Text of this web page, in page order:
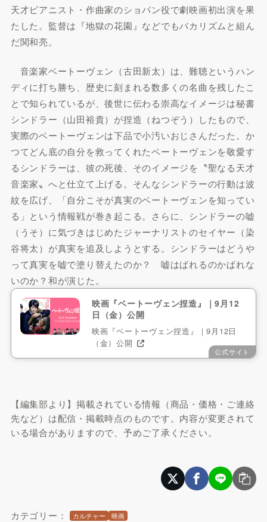
天才ピアニスト・作曲家のショパン役で劇映画初出演を果
たした。監督は『地獄の花園』などでもバカリズムと組ん
だ関和亮。
音楽家ベートーヴェン（古田新太）は、難聴というハン
ディに打ち勝ち、歴史に刻まれる数多くの名曲を残したこ
とで知られているが、後世に伝わる崇高なイメージは秘書
シンドラー（山田裕貴）が捏造（ねつぞう）したもので、
実際のベートーヴェンは下品で小汚いおじさんだった。か
つてどん底の自分を救ってくれたベートーヴェンを敬愛す
るシンドラーは、彼の死後、そのイメージを〝聖なる天才
音楽家〟へと仕立て上げる。そんなシンドラーの行動は波
紋を広げ、「自分こそが真実のベートーヴェンを知ってい
る」という情報戦が巻き起こる。さらに、シンドラーの嘘
（うそ）に気づきはじめたジャーナリストのセイヤー（染
谷将太）が真実を追及しようとする。シンドラーはどうや
って真実を嘘で塗り替えたのか？ 嘘はばれるのかばれな
いのか？和が演じた。
公式サイト
映画『ベートーヴェン捏造』｜9月12
日（金）公開
映画『ベートーヴェン捏造』｜9月12日
（金）公開
【編集部より】掲載されている情報（商品・価格・ご連絡
先など）は配信・掲載時点のものです。内容が変更されて
いる場合がありますので、予めご了承ください。
カテゴリー： カルチャー 映画